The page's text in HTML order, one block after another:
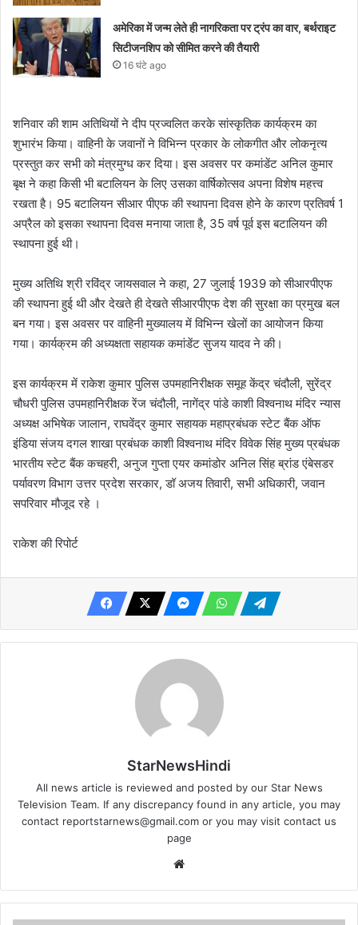
अमेरिका में जन्म लेते ही नागरिकता पर ट्रंप का वार, बर्थराइट
सिटीजनशिप को सीमित करने की तैयारी
16 घंटे ago
शनिवार की शाम अतिथियों ने दीप प्रज्वलित करके सांस्कृतिक कार्यक्रम का
शुभारंभ किया। वाहिनी के जवानों ने विभिन्न प्रकार के लोकगीत और लोकनृत्य
प्रस्तुत कर सभी को मंत्रमुग्ध कर दिया। इस अवसर पर कमांडेंट अनिल कुमार
बृक्ष ने कहा किसी भी बटालियन के लिए उसका वार्षिकोत्सव अपना विशेष महत्त्व
रखता है। 95 बटालियन सीआर पीएफ की स्थापना दिवस होने के कारण प्रतिवर्ष 1
अप्रैल को इसका स्थापना दिवस मनाया जाता है, 35 वर्ष पूर्व इस बटालियन की
स्थापना हुई थी।
मुख्य अतिथि श्री रविंद्र जायसवाल ने कहा, 27 जुलाई 1939 को सीआरपीएफ
की स्थापना हुई थी और देखते ही देखते सीआरपीएफ देश की सुरक्षा का प्रमुख बल
बन गया। इस अवसर पर वाहिनी मुख्यालय में विभिन्न खेलों का आयोजन किया
गया। कार्यक्रम की अध्यक्षता सहायक कमांडेंट सुजय यादव ने की।
इस कार्यक्रम में राकेश कुमार पुलिस उपमहानिरीक्षक समूह केंद्र चंदौली, सुरेंद्र
चौधरी पुलिस उपमहानिरीक्षक रेंज चंदौली, नागेंद्र पांडे काशी विश्वनाथ मंदिर न्यास
अध्यक्ष अभिषेक जालान, राघवेंद्र कुमार सहायक महाप्रबंधक स्टेट बैंक ऑफ
इंडिया संजय दगल शाखा प्रबंधक काशी विश्वनाथ मंदिर विवेक सिंह मुख्य प्रबंधक
भारतीय स्टेट बैंक कचहरी, अनुज गुप्ता एयर कमांडोर अनिल सिंह ब्रांड एंबेसडर
पर्यावरण विभाग उत्तर प्रदेश सरकार, डॉ अजय तिवारी, सभी अधिकारी, जवान
सपरिवार मौजूद रहे ।
राकेश की रिपोर्ट
StarNewsHindi
All news article is reviewed and posted by our Star News
Television Team. If any discrepancy found in any article, you may
contact reportstarnews@gmail.com or you may visit contact us
page